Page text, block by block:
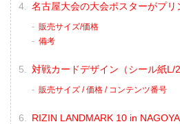
名古屋大会の大会ポスターがプリ
販売サイズ/価格
備考
対戦カードデザイン（シール紙L/
販売サイズ / 価格 / コンテンツ番号
RIZIN LANDMARK 10 in